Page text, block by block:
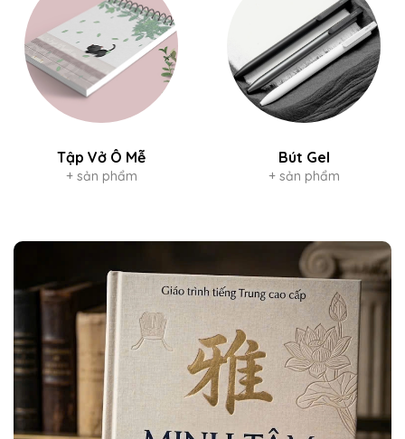
Tập Vở Ô Mễ
+ sản phẩm
Bút Gel
+ sản phẩm